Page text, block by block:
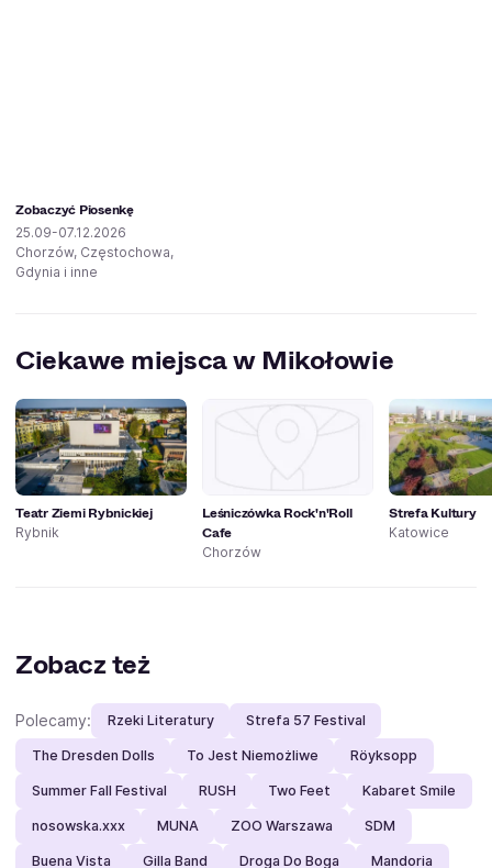
Zobaczyć Piosenkę
25.09-07.12.2026
Chorzów, Częstochowa,
Gdynia i inne
Ciekawe miejsca w Mikołowie
Teatr Ziemi Rybnickiej
Rybnik
Leśniczówka Rock'n'Roll
Cafe
Chorzów
Strefa Kultury
Katowice
Zobacz też
Polecamy: Rzeki Literatury Strefa 57 Festival
The Dresden Dolls To Jest Niemożliwe Röyksopp
Summer Fall Festival RUSH Two Feet Kabaret Smile
nosowska.xxx MUNA ZOO Warszawa SDM
Buena Vista Gilla Band Droga Do Boga Mandoria